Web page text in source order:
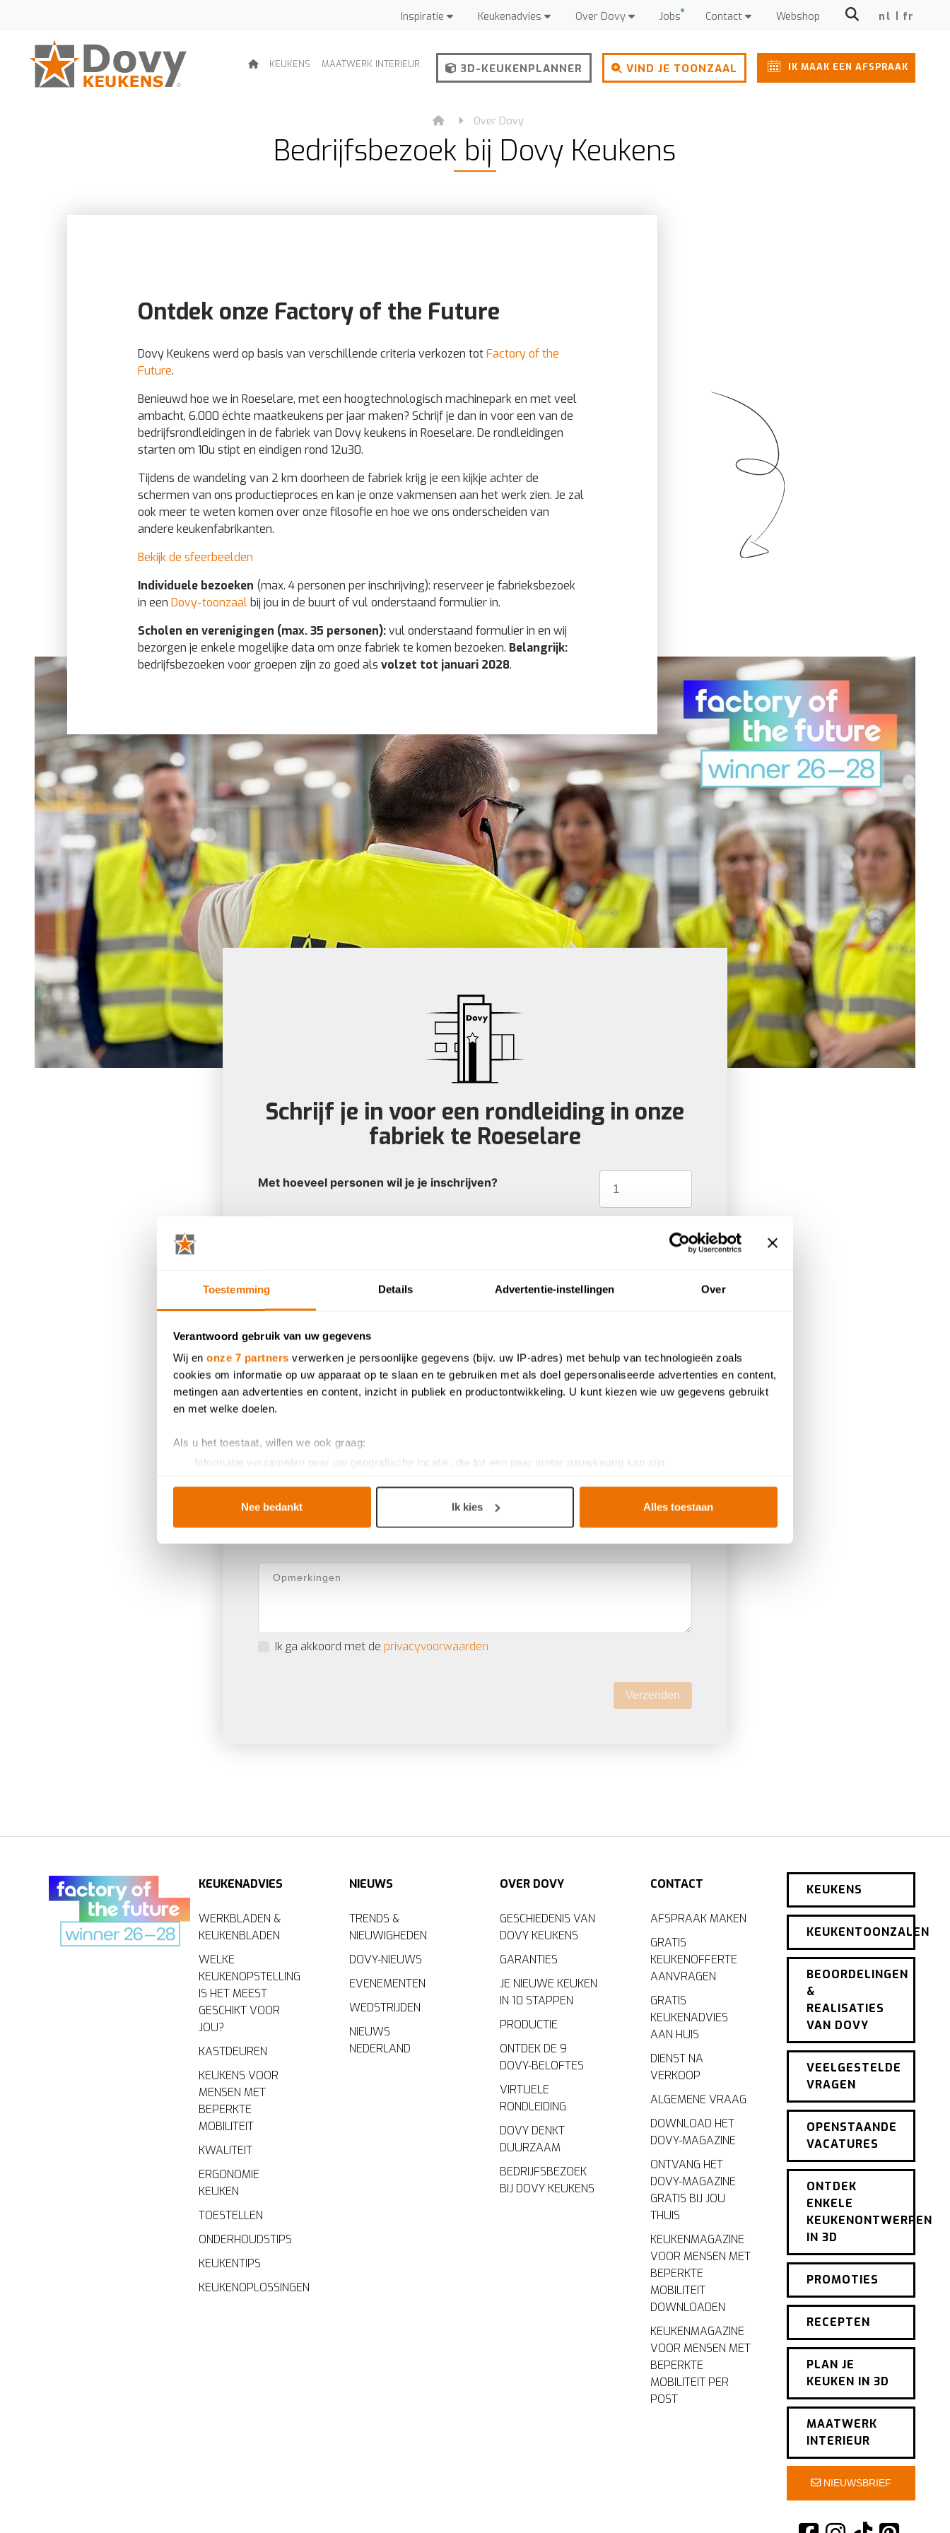
Toestemming Details Advertentie-instellingen Over
Verantwoord gebruik van uw gegevens
Wij en onze 7 partners verwerken je persoonlijke gegevens (bijv. uw IP-adres) met behulp van technologieën zoals
cookies om informatie op uw apparaat op te slaan en te gebruiken met als doel gepersonaliseerde advertenties en content,
metingen aan advertenties en content, inzicht in publiek en productontwikkeling. U kunt kiezen wie uw gegevens gebruikt
en met welke doelen.
Als u het toestaat, willen we ook graag:
Informatie verzamelen over uw geografische locatie, die tot een paar meter nauwkeurig kan zijn
toestemming op elk moment wijzigen of intrekken in de Cookieverklaring.
u van een vloeiende ervaring. Ze zorgen voor eenfunctionelewebsite, bieden inzichten om teanalyseren
en helpen ons om u eengepersonaliseerde
Nee bedankt Ik kies Alles toestaan
Inspiratie Keukenadvies Over Dovy Jobs Contact Webshop nl fr
KEUKENS MAATWERK INTERIEUR 3D-KEUKENPLANNER VIND JE TOONZAAL IK MAAK EEN AFSPRAAK
Over Dovy
Bedrijfsbezoek bij Dovy Keukens
Ontdek onze Factory of the Future
Dovy Keukens werd op basis van verschillende criteria verkozen totFactory of the
Future.
Benieuwd hoe we in Roeselare, met een hoogtechnologisch machinepark en met veel
ambacht, 6.000 échte maatkeukens per jaar maken? Schrijf je dan in voor een van de
bedrijfsrondleidingen in de fabriek van Dovy keukens in Roeselare. De rondleidingen
starten om 10u stipt en eindigen rond 12u30.
Tijdens de wandeling van 2 km doorheen de fabriek krijg je een kijkje achter de
schermen van ons productieproces en kan je onze vakmensen aan het werk zien. Je zal
ook meer te weten komen over onze filosofie en hoe we ons onderscheiden van
andere keukenfabrikanten.
Bekijk de sfeerbeelden
Individuele bezoeken (max. 4 personen per inschrijving): reserveer je fabrieksbezoek
in een Dovy-toonzaalbij jou in de buurt of vul onderstaand formulier in.
Scholen en verenigingen (max. 35 personen):vul onderstaand formulier in en wij
bezorgen je enkele mogelijke data om onze fabriek te komen bezoeken. Belangrijk:
bedrijfsbezoeken voor groepen zijn zo goed als volzet tot januari 2028.
Schrijf je in voor een rondleiding in onze
fabriek te Roeselare
Met hoeveel personen wil je je inschrijven?
Contactgegevens
Vragen of opmerkingen?
Ik ga akkoord met de privacyvoorwaarden
Verzenden
KEUKENADVIES
WERKBLADEN &
KEUKENBLADEN
WELKE
KEUKENOPSTELLING
IS HET MEEST
GESCHIKT VOOR
JOU?
KASTDEUREN
KEUKENS VOOR
MENSEN MET
BEPERKTE
MOBILITEIT
KWALITEIT
ERGONOMIE
KEUKEN
TOESTELLEN
ONDERHOUDSTIPS
KEUKENTIPS
KEUKENOPLOSSINGEN
NIEUWS
TRENDS &
NIEUWIGHEDEN
DOVY-NIEUWS
EVENEMENTEN
WEDSTRIJDEN
NIEUWS
NEDERLAND
OVER DOVY
GESCHIEDENIS VAN
DOVY KEUKENS
GARANTIES
JE NIEUWE KEUKEN
IN 10 STAPPEN
PRODUCTIE
ONTDEK DE 9
DOVY-BELOFTES
VIRTUELE
RONDLEIDING
DOVY DENKT
DUURZAAM
BEDRIJFSBEZOEK
BIJ DOVY KEUKENS
CONTACT
AFSPRAAK MAKEN
GRATIS
KEUKENOFFERTE
AANVRAGEN
GRATIS
KEUKENADVIES
AAN HUIS
DIENST NA
VERKOOP
ALGEMENE VRAAG
DOWNLOAD HET
DOVY-MAGAZINE
ONTVANG HET
DOVY-MAGAZINE
GRATIS BIJ JOU
THUIS
KEUKENMAGAZINE
VOOR MENSEN MET
BEPERKTE
MOBILITEIT
DOWNLOADEN
KEUKENMAGAZINE
VOOR MENSEN MET
BEPERKTE
MOBILITEIT PER
POST
KEUKENS
KEUKENTOONZALEN
BEOORDELINGEN
&
REALISATIES
VAN DOVY
VEELGESTELDE
VRAGEN
OPENSTAANDE
VACATURES
ONTDEK
ENKELE
KEUKENONTWERPEN
IN 3D
PROMOTIES
RECEPTEN
PLAN JE
KEUKEN IN 3D
MAATWERK
INTERIEUR
NIEUWSBRIEF